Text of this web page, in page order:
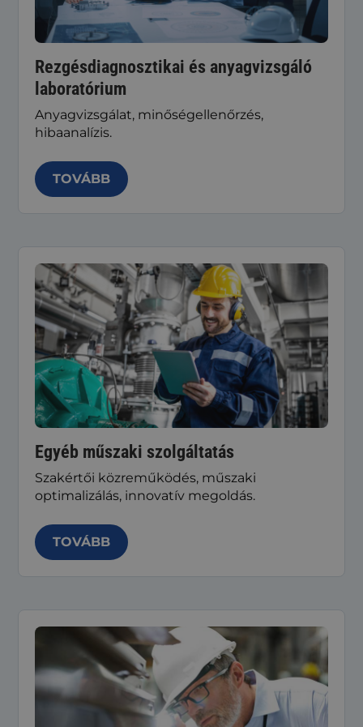
Rezgésdiagnosztikai és anyagvizsgáló
laboratórium
Anyagvizsgálat, minőségellenőrzés,
hibaanalízis.
TOVÁBB
Egyéb műszaki szolgáltatás
Szakértői közreműködés, műszaki
optimalizálás, innovatív megoldás.
TOVÁBB